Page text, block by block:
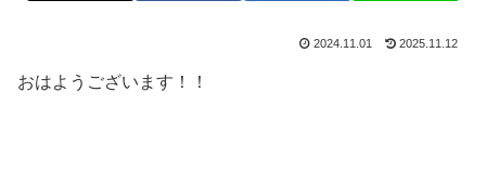
2024.11.01 2025.11.12
おはようございます！！